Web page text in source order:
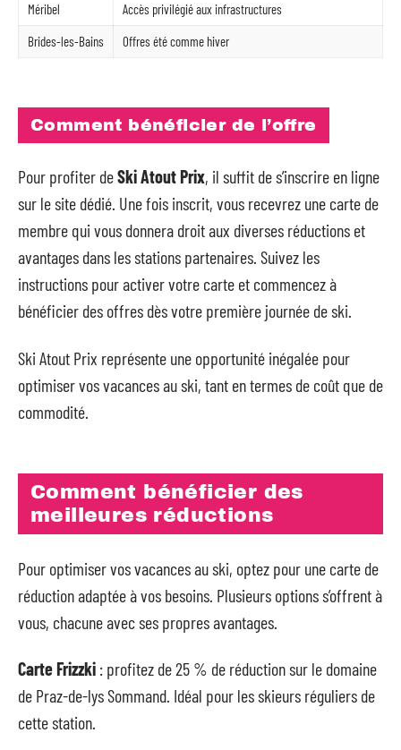
Méribel
Accès privilégié aux infrastructures
Brides-les-Bains
Offres été comme hiver
Comment bénéficier de l’offre
Pour profiter deSki Atout Prix, il suffit de s’inscrire en ligne
sur le site dédié. Une fois inscrit, vous recevrez une carte de
membre qui vous donnera droit aux diverses réductions et
avantages dans les stations partenaires. Suivez les
instructions pour activer votre carte et commencez à
bénéficier des offres dès votre première journée de ski.
Ski Atout Prix représente une opportunité inégalée pour
optimiser vos vacances au ski, tant en termes de coût que de
commodité.
Comment bénéficier des
meilleures réductions
Pour optimiser vos vacances au ski, optez pour une carte de
réduction adaptée à vos besoins. Plusieurs options s’offrent à
vous, chacune avec ses propres avantages.
Carte Frizzki : profitez de 25 % de réduction sur le domaine
de Praz-de-lys Sommand. Idéal pour les skieurs réguliers de
cette station.